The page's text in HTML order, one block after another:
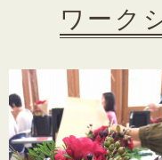
ワーク